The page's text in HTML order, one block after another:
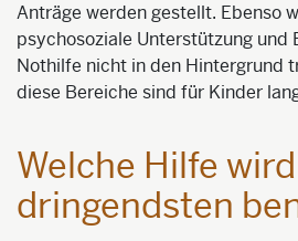
Anträge werden gestellt. Ebenso
psychosoziale Unterstützung und
Nothilfe nicht in den Hintergrund
diese Bereiche sind für Kinder
Welche Hilfe
dringendsten